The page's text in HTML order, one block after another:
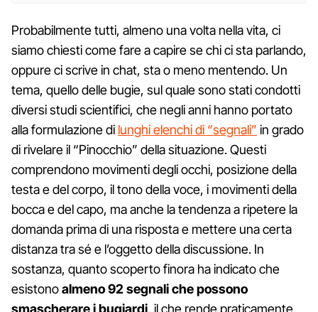
Probabilmente tutti, almeno una volta nella vita, ci
siamo chiesti come fare a capire se chi ci sta parlando,
oppure ci scrive in chat, sta o meno mentendo. Un
tema, quello delle bugie, sul quale sono stati condotti
diversi studi scientifici, che negli anni hanno portato
alla formulazione di lunghi elenchi di “segnali” in grado
di rivelare il “Pinocchio” della situazione. Questi
comprendono movimenti degli occhi, posizione della
testa e del corpo, il tono della voce, i movimenti della
bocca e del capo, ma anche la tendenza a ripetere la
domanda prima di una risposta e mettere una certa
distanza tra sé e l’oggetto della discussione. In
sostanza, quanto scoperto finora ha indicato che
esistonoalmeno 92 segnali che possono
smascherare i bugiardi, il che rende praticamente